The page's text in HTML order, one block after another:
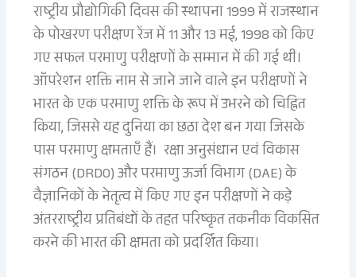
राष्ट्रीय प्रौद्योगिकी दिवस की स्थापना 1999 में राजस्थान
के पोखरण परीक्षण रेंज में 11 और 13 मई, 1998 को किए
गए सफल परमाणु परीक्षणों के सम्मान में की गई थी।
ऑपरेशन शक्ति नाम से जाने जाने वाले इन परीक्षणों ने
भारत के एक परमाणु शक्ति के रूप में उभरने को चिह्नित
किया, जिससे यह दुनिया का छठा देश बन गया जिसके
पास परमाणु क्षमताएँ हैं। रक्षा अनुसंधान एवं विकास
संगठन (DRDO) और परमाणु ऊर्जा विभाग (DAE) के
वैज्ञानिकों के नेतृत्व में किए गए इन परीक्षणों ने कड़े
अंतरराष्ट्रीय प्रतिबंधों के तहत परिष्कृत तकनीक विकसित
करने की भारत की क्षमता को प्रदर्शित किया।